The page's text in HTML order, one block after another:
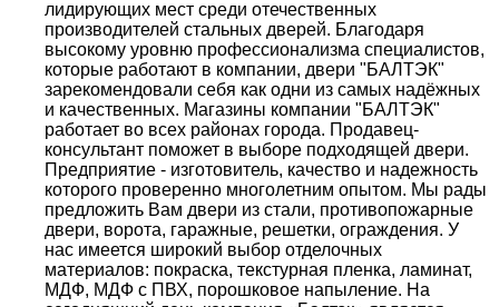
лидирующих мест среди отечественных
производителей стальных дверей. Благодаря
высокому уровню профессионализма специалистов,
которые работают в компании, двери "БАЛТЭК"
зарекомендовали себя как одни из самых надёжных
и качественных. Магазины компании "БАЛТЭК"
работает во всех районах города. Продавец-
консультант поможет в выборе подходящей двери.
Предприятие - изготовитель, качество и надежность
которого проверенно многолетним опытом. Мы рады
предложить Вам двери из стали, противопожарные
двери, ворота, гаражные, решетки, ограждения. У
нас имеется широкий выбор отделочных
материалов: покраска, текстурная пленка, ламинат,
МДФ, МДФ с ПВХ, порошковое напыление. На